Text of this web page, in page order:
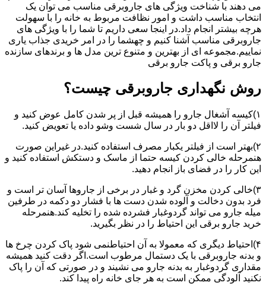
می دهند با شناخت ویژگی های جاروبرقی مناسب می توان یک
انتخاب مناسب داشت و امور نظافت مربوط به خانه را با سهولت
هرچه بیشتر انجام داد.در اینجا سعی داریم تا شما را با ویژگی های
جاروبرقی مناسب آشنا کنیم و چهشما را در امر خریدی جذاب یاری
نماییم.مجموعه ای از بهترین و متنوع ترین مدل ها و برندهای سازنده
جارو برقی و پاکت جارو برقی
روش نگهداری جاروبرقی چیست؟
۱)کیسه آشغال جارو را همیشه قبل از پر شدن کامل عوض کنید و
فیلتر آن را لااقل دو بار در سال شست وشو داده یا تعویض کنید.
۲)بهتر است از فیلتر یکبار مصرف استفاده کنید.در غیراین صورت
هنمرحله خالی کردن کیسه حتما از ماسک و دستکش استفاده کنید و
این کار را در فضای باز انجام دهید.
۳)خالی کردن مخزن گرد و غبار در برخی از جاروها آسان تر است و
فرد بدون دخالت و آلوده شدن دست ها با فشار دو دکمه در طرفین
میله جارو می تواند گردوغبار فشرده شده را تخلیه کند.هنمرحله
خرید جارو برقی این احتیاط را در نظر بگیرید.
۴)احتیاط دیگری که معمولا به آن احتیاطنمی شود پاک کردن چرخ ها
و بدنه جاروبرقی با یک دستمال مرطوب است.اگر دقت کنید همیشه
مقداری گردوغبار به بدنه جارو می نشیند و در صورتی که آن را پاک
نکنید آلودگی ممکن است به هر جای خانه راه پیدا کند.